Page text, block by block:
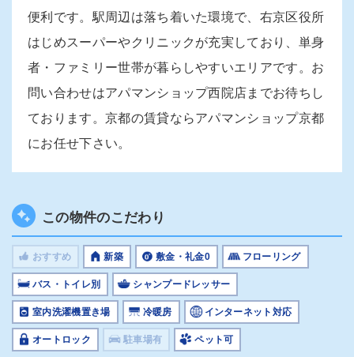
便利です。駅周辺は落ち着いた環境で、右京区役所
はじめスーパーやクリニックが充実しており、単身
者・ファミリー世帯が暮らしやすいエリアです。お
問い合わせはアパマンショップ西院店までお待ちし
ております。京都の賃貸ならアパマンショップ京都
にお任せ下さい。
この物件のこだわり
おすすめ 新築 敷金・礼金0 フローリング
バス・トイレ別 シャンプードレッサー
室内洗濯機置き場 冷暖房 インターネット対応
オートロック 駐車場有 ペット可